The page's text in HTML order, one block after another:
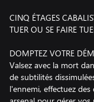
CINQ ÉTAGES
TUER OU SE FAIRE
DOMPTEZ VOTRE
Valsez avec la mort
de subtilités
l'ennemi, effectuez